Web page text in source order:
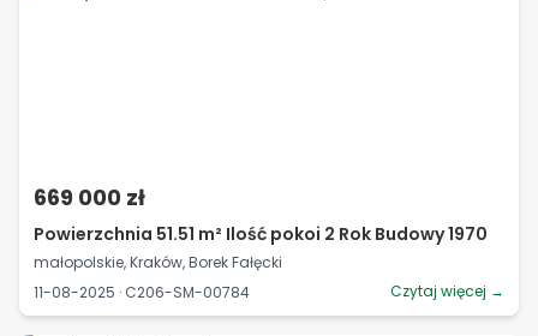
669 000 zł
Powierzchnia 51.51 m² Ilość pokoi 2 Rok Budowy 1970
małopolskie, Kraków, Borek Fałęcki
11-08-2025 · C206-SM-00784
Czytaj więcej →